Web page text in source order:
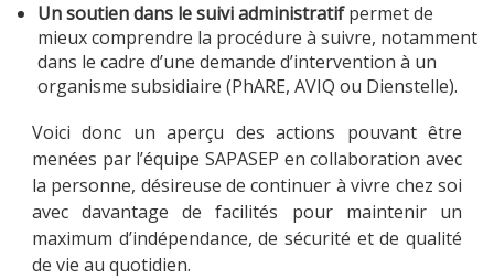
Un soutien dans le suivi administratifpermet de
mieux comprendre la procédure à suivre, notamment
dans le cadre d’une demande d’intervention à un
organisme subsidiaire (PhARE, AVIQ ou Dienstelle).
Voici donc un aperçu des actions pouvant être
menées par l’équipe SAPASEP en collaboration avec
la personne, désireuse de continuer à vivre chez soi
avec davantage de facilités pour maintenir un
maximum d’indépendance, de sécurité et de qualité
de vie au quotidien.